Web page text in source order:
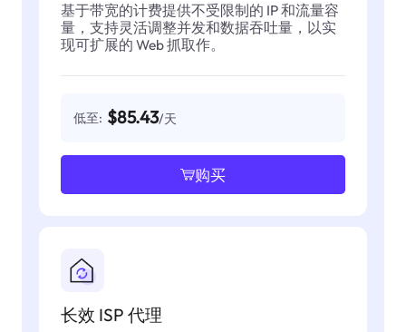
基于带宽的计费提供不受限制的 IP 和流量容
量，支持灵活调整并发和数据吞吐量，以实
现可扩展的 Web 抓取作。
低至: $85.43/天
购买
长效 ISP 代理